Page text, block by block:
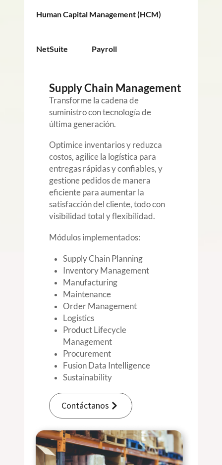
Human Capital Management (HCM)
NetSuite Payroll
Supply Chain Management
Transforme la cadena de
suministro con tecnología de
última generación.
Optimice inventarios y reduzca
costos, agilice la logística para
entregas rápidas y confiables, y
gestione pedidos de manera
eficiente para aumentar la
satisfacción del cliente, todo con
visibilidad total y flexibilidad.
Módulos implementados:
Supply Chain Planning
Inventory Management
Manufacturing
Maintenance
Order Management
Logistics
Product Lifecycle
Management
Procurement
Fusion Data Intelligence
Sustainability
Contáctanos
Oracle ERP Cloud
Transforme la gestión financiera
con nuestras soluciones de
tecnología, que integran
avanzados para reporting en
tiempo real, proporcionando una
visibilidad completa de sus
finanzas, optimizando el
planeamiento y control financiero
y mejorando la toma de
decisiones estratégicas.
Módulos implementados:
Financial Management
Project Management
Procurement
Risk Management and
Compliance
Enterprise Performance
Management (EPM)
ERP Analytics
Contáctanos